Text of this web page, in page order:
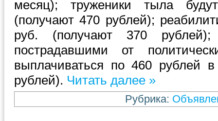
месяц); труженики тыла
(получают 470 рублей);
руб. (получают 370
пострадавшими от
выплачиваться по 460 рублей
рублей). Читать далее »
Рубрика: